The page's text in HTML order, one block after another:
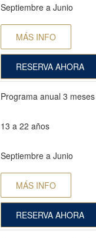
Septiembre a Junio
MÁS INFO
RESERVA AHORA
Programa anual 3 meses
13 a 22 años
Septiembre a Junio
MÁS INFO
RESERVA AHORA